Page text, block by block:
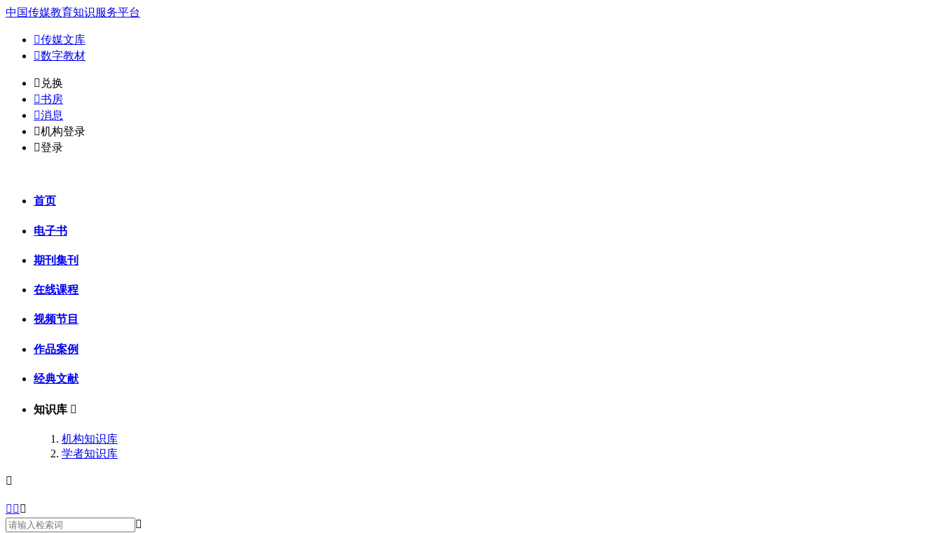
中国传媒教育知识服务平台
传媒文库
数字教材
𐈈 兑换
书房
消息
机构登录
登录
首页
电子书
期刊集刊
在线课程
视频节目
作品案例
经典文献
知识库 
机构知识库
学者知识库

  
